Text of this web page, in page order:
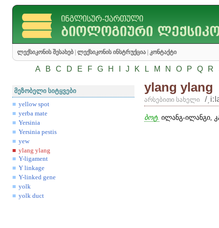
ლექსიკონის შესახებ ლექსიკონის ინსტრუქცია კონტაქტი
A B C D E F G H J K L M N O P Q R
მეზობელი სიტყვები
yellow spot
yerba mate
Yersinia
Yersinia pestis
yew
ylang ylang
Y-ligament
Y linkage
Y-linked gene
yolk
yolk duct
ylang ylang
არსებითი სახელი /
ბოტ. ილანგ-ილანგი,